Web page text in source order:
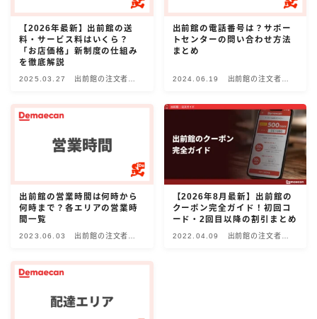
サービスから探す
Uber Eats
menu
ロケットナウ
【2026年最新】出前館の送
料・サービス料はいくら？
「お店価格」新制度の仕組み
を徹底解説
2025.03.27
出前館の注文者向
出前館の電話番号は？サポー
トセンターの問い合わせ方法
まとめ
2024.06.19
出前館の注文者向
出前館の営業時間は何時から
何時まで？各エリアの営業時
間一覧
2023.06.03
出前館の注文者向
【2026年8月最新】出前館の
クーポン完全ガイド！初回コ
ード・2回目以降の割引まとめ
2022.04.09
出前館の注文者向